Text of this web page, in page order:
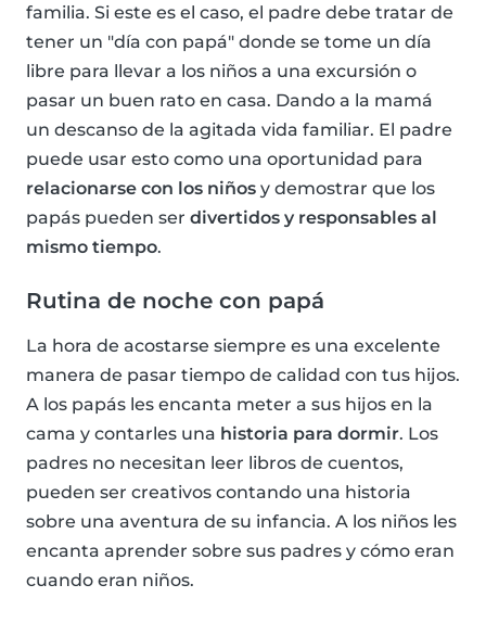
familia. Si este es el caso, el padre debe tratar de
tener un "día con papá" donde se tome un día
libre para llevar a los niños a una excursión o
pasar un buen rato en casa. Dando a la mamá
un descanso de la agitada vida familiar. El padre
puede usar esto como una oportunidad para
relacionarse con los niños y demostrar que los
papás pueden ser divertidos y responsables al
mismo tiempo.
Rutina de noche con papá
La hora de acostarse siempre es una excelente
manera de pasar tiempo de calidad con tus hijos.
A los papás les encanta meter a sus hijos en la
cama y contarles una historia para dormir. Los
padres no necesitan leer libros de cuentos,
pueden ser creativos contando una historia
sobre una aventura de su infancia. A los niños les
encanta aprender sobre sus padres y cómo eran
cuando eran niños.